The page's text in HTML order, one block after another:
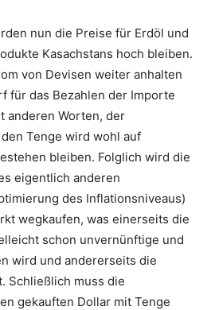
nun die Preise für Erdöl und
Kasachstans hoch bleiben.
von Devisen weiter anhalten
für das Bezahlen der Importe
anderen Worten, der
Tenge wird wohl auf
bleiben. Folglich wird die
eigentlich anderen
des Inflationsniveaus)
wegkaufen, was einerseits die
schon unvernünftige und
wird und andererseits die
Schließlich muss die
gekauften Dollar mit Tenge